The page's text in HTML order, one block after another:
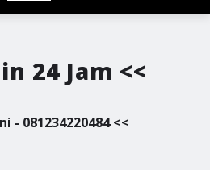
24 Jam <<
- 081234220484 <<